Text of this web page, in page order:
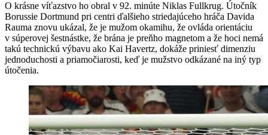
O krásne víťazstvo ho obral v 92. minúte Niklas Fullkrug. Útočník
Borussie Dortmund pri centri ďalšieho striedajúceho hráča Davida
Rauma znovu ukázal, že je mužom okamihu, že ovláda orientáciu
v súperovej šestnástke, že brána je preňho magnetom a že hoci nemá
takú technickú výbavu ako Kai Havertz, dokáže priniesť dimenziu
jednoduchosti a priamočiarosti, keď je mužstvo odkázané na iný typ
útočenia.